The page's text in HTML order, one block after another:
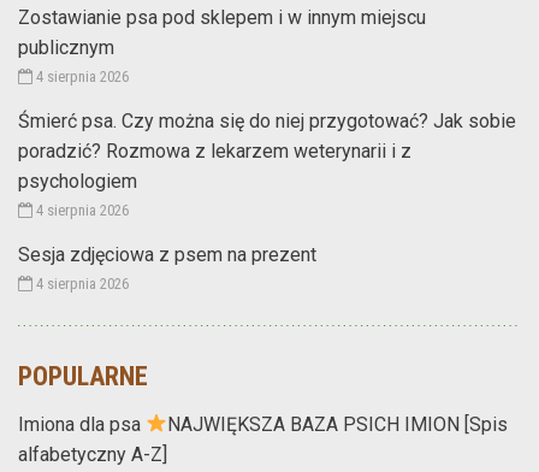
Zostawianie psa pod sklepem i w innym miejscu
publicznym
4 sierpnia 2026
Śmierć psa. Czy można się do niej przygotować? Jak sobie
poradzić? Rozmowa z lekarzem weterynarii i z
psychologiem
4 sierpnia 2026
Sesja zdjęciowa z psem na prezent
4 sierpnia 2026
POPULARNE
Imiona dla psa
NAJWIĘKSZA BAZA PSICH IMION [Spis
alfabetyczny A-Z]